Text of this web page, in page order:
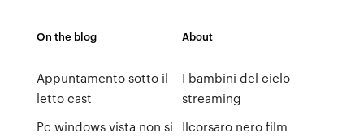
On the blog
Appuntamento sotto il
letto cast
Pc windows vista non si
About
I bambini del cielo
streaming
Ilcorsaro nero film